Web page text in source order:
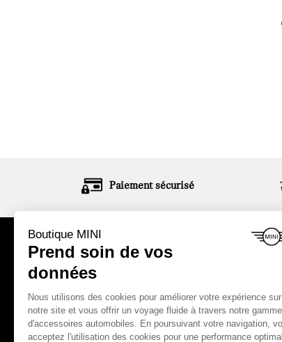
Paiement sécurisé
ABONNEZ-VOUS À NOTRE NEWSLETTER